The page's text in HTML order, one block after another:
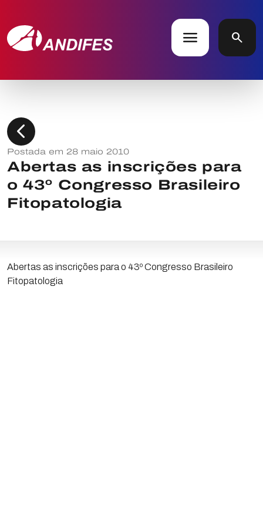
menu search
chevron_left
Postada em 28 maio 2010
Abertas as inscrições para
o 43º Congresso Brasileiro
Fitopatologia
Abertas as inscrições para o 43º Congresso Brasileiro
Fitopatologia